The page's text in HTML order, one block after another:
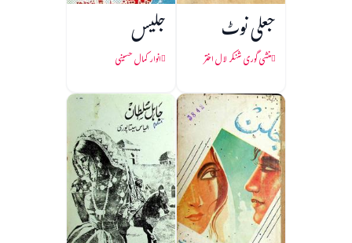
جعلی نوٹ
منشی گوری شنکر لال اختر
جلیس
انوار کمال حسینی